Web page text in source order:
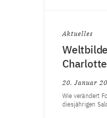
Aktuelles
Charlotte
20. Januar
Wie verändert
diesjährigen